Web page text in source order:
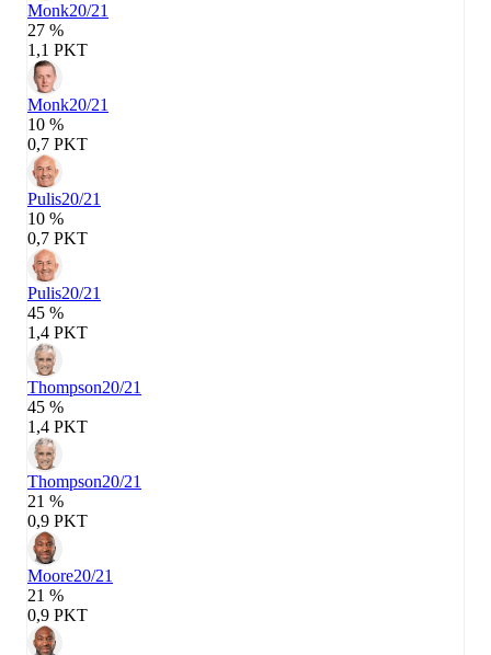
Monk20/21
27 %
1,1 PKT
Monk20/21
10 %
0,7 PKT
Pulis20/21
10 %
0,7 PKT
Pulis20/21
45 %
1,4 PKT
Thompson20/21
45 %
1,4 PKT
Thompson20/21
21 %
0,9 PKT
Moore20/21
21 %
0,9 PKT